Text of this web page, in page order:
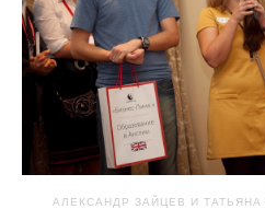
АЛЕКСАНДР ЗАЙЦЕВ И